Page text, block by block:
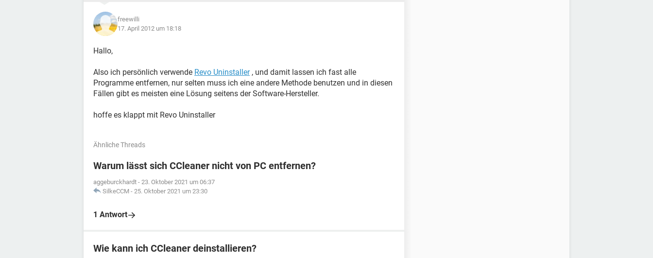
freewilli
17. April 2012 um 18:18
Hallo,
Also ich persönlich verwende Revo Uninstaller, und damit lassen ich fast alle
Programme entfernen, nur selten muss ich eine andere Methode benutzen und in diesen
Fällen gibt es meisten eine Lösung seitens der Software-Hersteller.
hoffe es klappt mit Revo Uninstaller
Ähnliche Threads
Warum lässt sich CCleaner nicht von PC entfernen?
aggeburckhardt - 23. Oktober 2021 um 06:37
SilkeCCM - 25. Oktober 2021 um 23:30
1 Antwort
Wie kann ich CCleaner deinstallieren?